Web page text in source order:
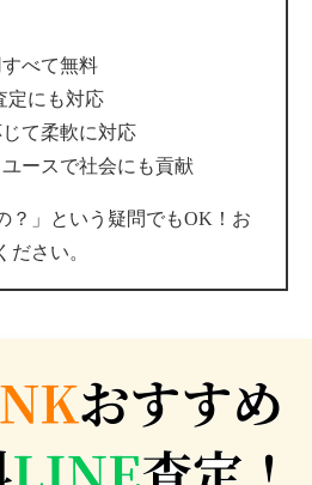
べて無料
定にも対応
て柔軟に対応
ースで社会にも貢献
？」という疑問でもOK！お
さい。